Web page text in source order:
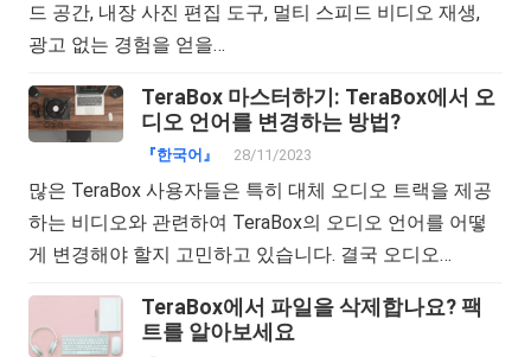
드 공간, 내장 사진 편집 도구, 멀티 스피드 비디오 재생,
광고 없는 경험을 얻을…
TeraBox 마스터하기: TeraBox에서 오
디오 언어를 변경하는 방법?
『한국어』 28/11/2023
많은 TeraBox 사용자들은 특히 대체 오디오 트랙을 제공
하는 비디오와 관련하여 TeraBox의 오디오 언어를 어떻
게 변경해야 할지 고민하고 있습니다. 결국 오디오…
TeraBox에서 파일을 삭제합나요? 팩
트를 알아보세요